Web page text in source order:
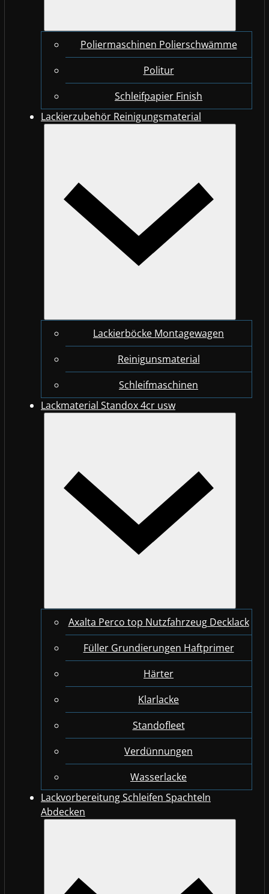
Poliermaschinen Polierschwämme
Politur
Schleifpapier Finish
Lackierzubehör Reinigungsmaterial
Lackierböcke Montagewagen
Reinigunsmaterial
Schleifmaschinen
Lackmaterial Standox 4cr usw
Axalta Perco top Nutzfahrzeug Decklack
Füller Grundierungen Haftprimer
Härter
Klarlacke
Standofleet
Verdünnungen
Wasserlacke
Lackvorbereitung Schleifen Spachteln
Abdecken